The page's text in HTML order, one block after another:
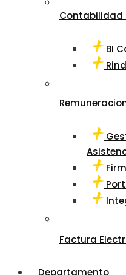
Contabilidad
BI
Factura
Departamento